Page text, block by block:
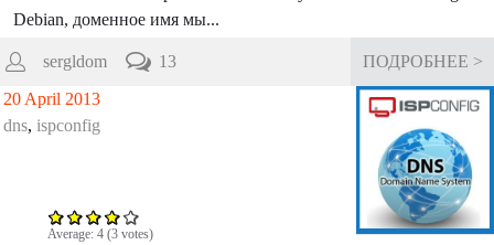
Debian, доменное имя мы...
sergldom ПОДРОБНЕЕ >
13
20 April 2013
dns, ispconfig
Average: 4 (3 votes)